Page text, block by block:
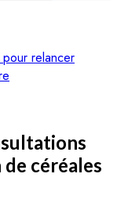
pour relancer
céréales